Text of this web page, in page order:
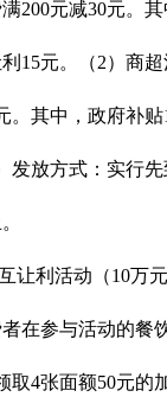
200元减30元。
15元。（2）商
。其中，政府补
发放方式：实行
让利活动（10万
在参与活动的餐
取4张面额50元的